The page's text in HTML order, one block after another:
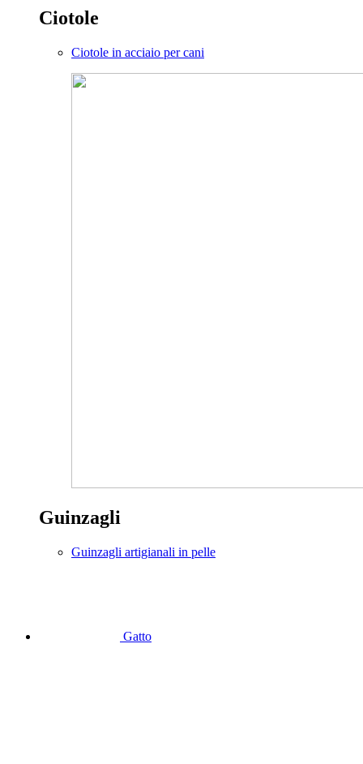
Ciotole
Ciotole in acciaio per cani
Guinzagli
Guinzagli artigianali in pelle
Gatto